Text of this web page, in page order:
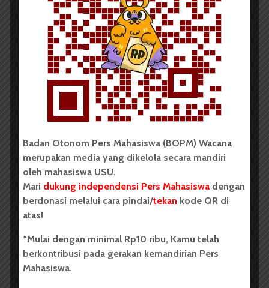
KontraS Sumut Catat 31 Kasus
Penyiksaan di Sumut Selama
Periode Juli 2025-2026
Dark Mode | Moda Gelap
Oleh: Firda Elisa Medan, wacana.org – Komisi...
Redaksi 2 menit waktu baca
Hari Anti Penyiksaan Internasional
2026
Badan Otonom Pers Mahasiswa (BOPM) Wacana
merupakan media yang dikelola secara mandiri
oleh mahasiswa USU.
Mari dukung independensi Pers Mahasiswa dengan
berdonasi melalui cara pindai/tekan kode QR di
atas!
*Mulai dengan minimal Rp10 ribu, Kamu telah
berkontribusi pada gerakan kemandirian Pers
Mahasiswa.